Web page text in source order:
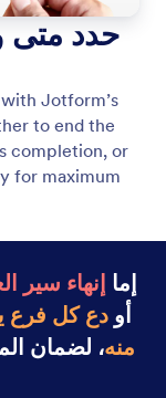
حدد متى
Jotform’s
to end the
completion, or
for maximum
إما إنهاء سير
أو دع كل فرع
منه، لضمان